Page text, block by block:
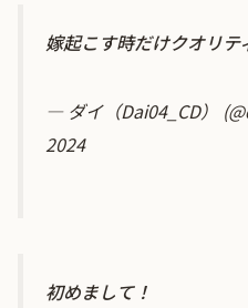
嫁起こす時だけクオリテ
— ダイ（Dai04_CD）
2024
初めまして！